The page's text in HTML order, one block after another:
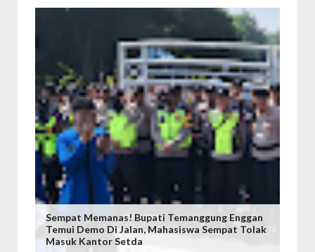
Sempat Memanas! Bupati Temanggung Enggan
Temui Demo Di Jalan, Mahasiswa Sempat Tolak
Masuk Kantor Setda